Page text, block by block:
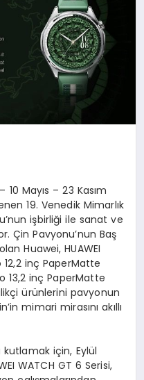
10 Mayıs – 23 Kasım
19. Venedik Mimarlık
işbirliği ile sanat ve
Çin Pavyonu’nun Baş
Huawei, HUAWEI
12,2 inç PaperMatte
13,2 inç PaperMatte
ürünlerini pavyonun
mimari mirasını akıllı
kutlamak için, Eylül
WATCH GT 6 Serisi,